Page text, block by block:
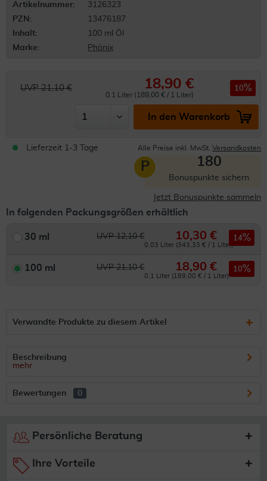
Artikelnummer:
3126323
PZN:
13476187
Inhalt:
100 ml Öl
Marke:
Phönix
UVP 21,10 € 18,90 €
0.1 Liter (189,00 € / 1 Liter)
10
In den Warenkorb
Lieferzeit 1-3 Tage Alle Preise inkl. MwSt. Versandkosten
P 180
Bonuspunkte sichern
Jetzt Bonuspunkte sammeln
In folgenden Packungsgrößen erhältlich
30 ml UVP 12,10 € 10,30 €
0.03 Liter (343,33 € / 1 Liter)
14
100 ml UVP 21,10 € 18,90 €
0.1 Liter (189,00 € / 1 Liter)
10
Verwandte Produkte zu diesem Artikel
Beschreibung
mehr
Bewertungen 0
Persönliche Beratung
Ihre Vorteile